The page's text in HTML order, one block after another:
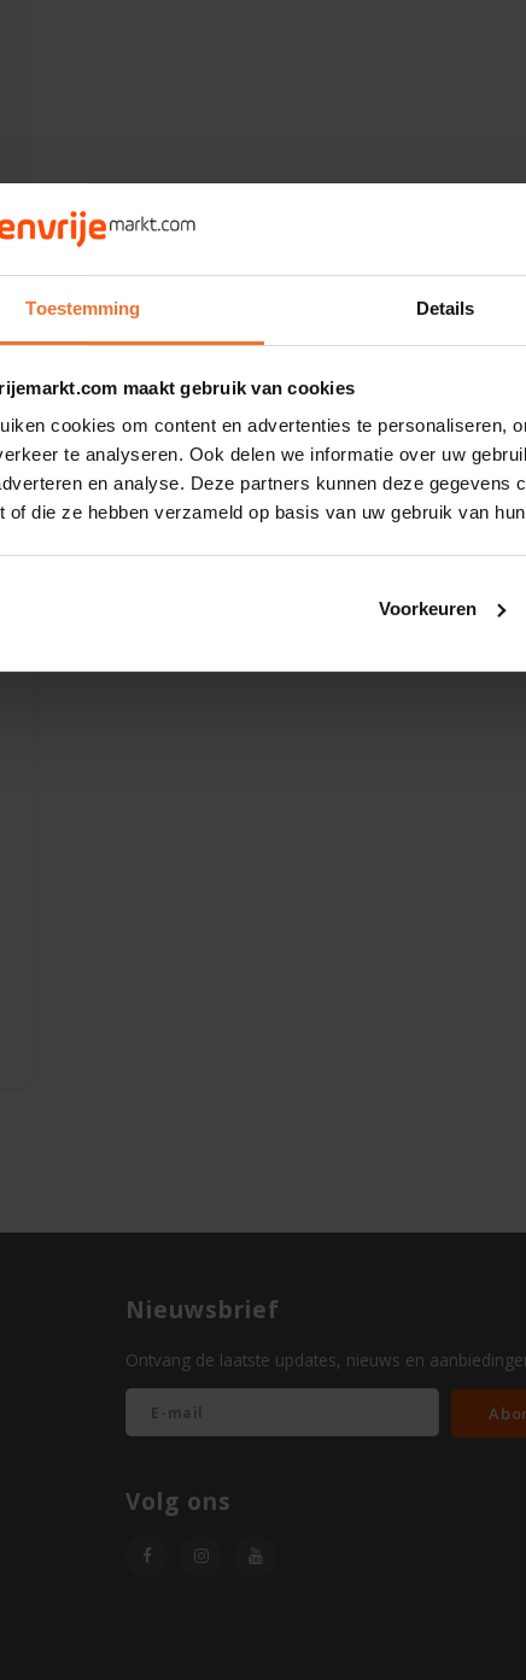
Toestemming Details
maakt gebruik van cookies
cookies om content en advertenties te personaliseren,
te analyseren. Ook delen we informatie over uw
en analyse. Deze partners kunnen deze gegevens
of die ze hebben verzameld op basis van uw gebruik van
Voorkeuren
Nieuwsbrief
Ontvang de laatste updates, nieuws en
Volg ons